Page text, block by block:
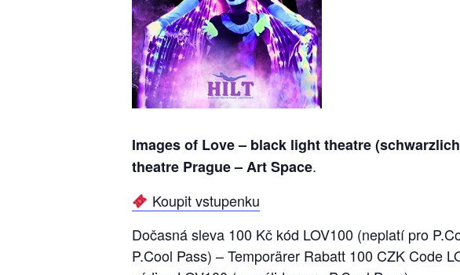
Images of Love – black light theatre
theatre Prague – Art Space.
Koupit vstupenku
Dočasná sleva 100 Kč kód LOV100 (neplatí pro
P.Cool Pass) – Temporärer Rabatt 100 CZK Code